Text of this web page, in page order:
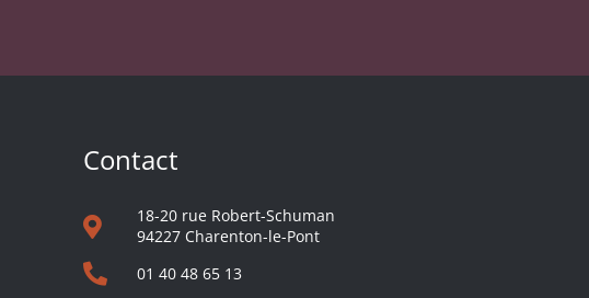
Contact
18-20 rue Robert-Schuman
94227 Charenton-le-Pont
01 40 48 65 13